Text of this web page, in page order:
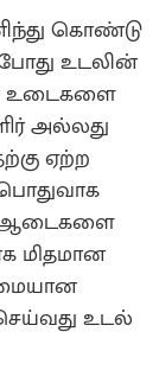
கொண்டு
உடலின்
உடைகளை
அல்லது
ஏற்ற
ஆடைகளை
மிதமான
உடல்